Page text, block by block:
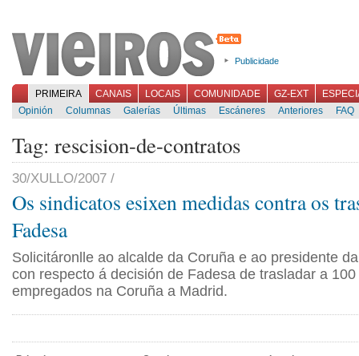
Publicidade
PRIMEIRA CANAIS LOCAIS COMUNIDADE GZ-EXT
Opinión
Columnas Galerías Últimas Escáneres Anteriores FAQ
Tag: rescision-de-contratos
30/XULLO/2007 /
Os sindicatos esixen medidas contra os
Fadesa
Solicitáronlle ao alcalde da Coruña e ao presidente
con respecto á decisión de Fadesa de trasladar a
empregados na Coruña a Madrid.